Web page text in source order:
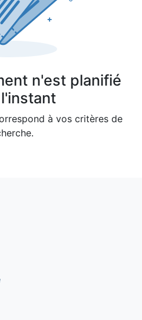
n'est planifié
à vos critères de